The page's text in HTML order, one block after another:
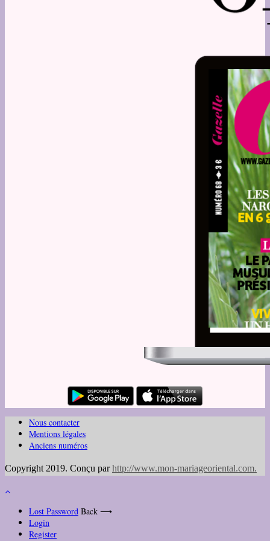
Nous contacter
Mentions légales
Anciens numéros
Copyright 2019. Conçu parhttp://www.mon-mariageoriental.com.
Lost Password Back ⟶
Login
Register